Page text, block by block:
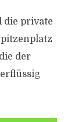
die private
der